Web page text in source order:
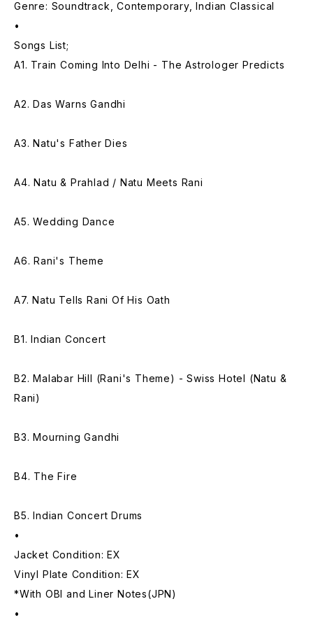
Genre: Soundtrack, Contemporary, Indian Classical
•
Songs List;
A1. Train Coming Into Delhi - The Astrologer Predicts
A2. Das Warns Gandhi
A3. Natu's Father Dies
A4. Natu & Prahlad / Natu Meets Rani
A5. Wedding Dance
A6. Rani's Theme
A7. Natu Tells Rani Of His Oath
B1. Indian Concert
B2. Malabar Hill (Rani's Theme) - Swiss Hotel (Natu &
Rani)
B3. Mourning Gandhi
B4. The Fire
B5. Indian Concert Drums
•
Jacket Condition: EX
Vinyl Plate Condition: EX
*With OBI and Liner Notes(JPN)
•